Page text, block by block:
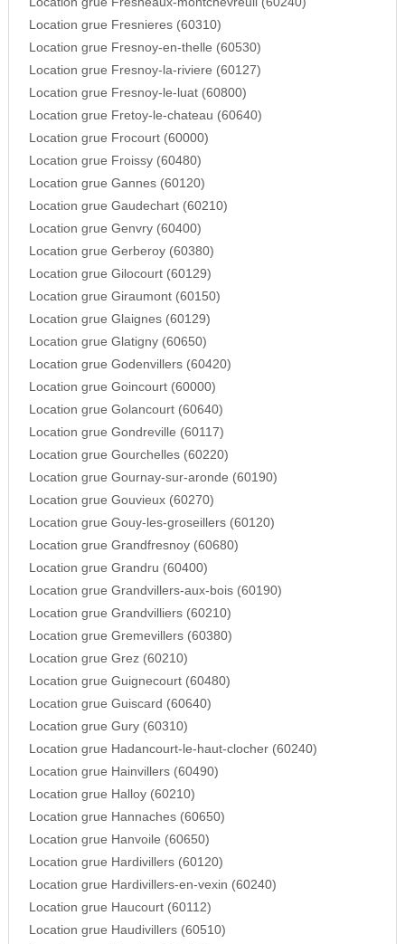
Location grue Fresnieres (60310)
Location grue Fresnoy-en-thelle (60530)
Location grue Fresnoy-la-riviere (60127)
Location grue Fresnoy-le-luat (60800)
Location grue Fretoy-le-chateau (60640)
Location grue Frocourt (60000)
Location grue Froissy (60480)
Location grue Gannes (60120)
Location grue Gaudechart (60210)
Location grue Genvry (60400)
Location grue Gerberoy (60380)
Location grue Gilocourt (60129)
Location grue Giraumont (60150)
Location grue Glaignes (60129)
Location grue Glatigny (60650)
Location grue Godenvillers (60420)
Location grue Goincourt (60000)
Location grue Golancourt (60640)
Location grue Gondreville (60117)
Location grue Gourchelles (60220)
Location grue Gournay-sur-aronde (60190)
Location grue Gouvieux (60270)
Location grue Gouy-les-groseillers (60120)
Location grue Grandfresnoy (60680)
Location grue Grandru (60400)
Location grue Grandvillers-aux-bois (60190)
Location grue Grandvilliers (60210)
Location grue Gremevillers (60380)
Location grue Grez (60210)
Location grue Guignecourt (60480)
Location grue Guiscard (60640)
Location grue Gury (60310)
Location grue Hadancourt-le-haut-clocher (60240)
Location grue Hainvillers (60490)
Location grue Halloy (60210)
Location grue Hannaches (60650)
Location grue Hanvoile (60650)
Location grue Hardivillers (60120)
Location grue Hardivillers-en-vexin (60240)
Location grue Haucourt (60112)
Location grue Haudivillers (60510)